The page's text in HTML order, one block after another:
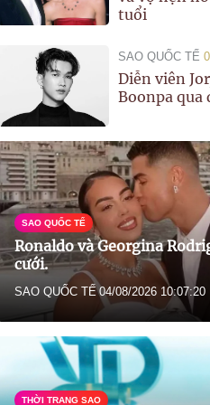
tuổi
SAO QUỐC TẾ
Diễn viên
Boonpa qua
SAO QUỐC TẾ
Ronaldo và Georgina
cưới.
SAO QUỐC TẾ 04/08/2026 10:07:20
THỜI TRANG SAO